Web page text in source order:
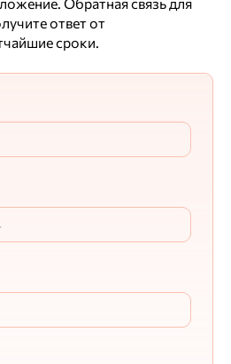
Обратная связь для
ответ от
сроки.